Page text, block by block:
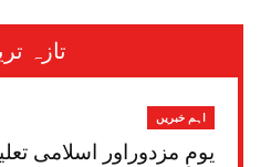
تازہ
اہم خبریں
یومِ مزدوراور اسلامی